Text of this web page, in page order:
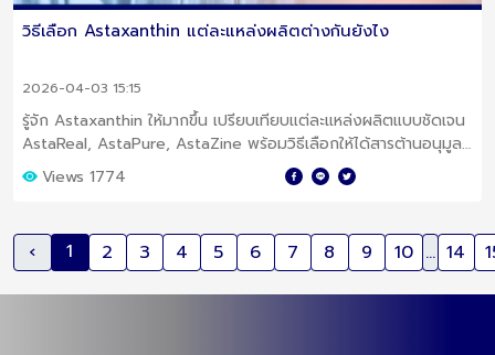
วิธีเลือก Astaxanthin แต่ละแหล่งผลิตต่างกันยังไง
2026-04-03 15:15
รู้จัก Astaxanthin ให้มากขึ้น เปรียบเทียบแต่ละแหล่งผลิตแบบชัดเจน
AstaReal, AstaPure, AstaZine พร้อมวิธีเลือกให้ได้สารต้านอนุมูล
อิสระที่มีคุณภาพและเหมาะกับคุณ
Views 1774
‹ 1 2 3 4 5 6 7 8 9 10 ... 14